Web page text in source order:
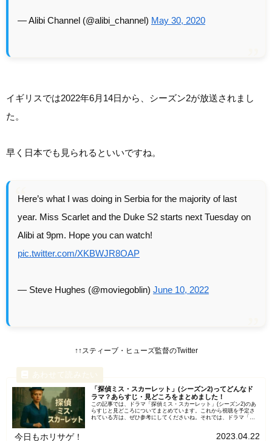
— Alibi Channel (@alibi_channel) May 30, 2020
イギリスでは2022年6月14日から、シーズン2が放送されまし
た。
早く日本でも見られるといいですね。
Here’s what I was doing in Serbia for the majority of last
year. Miss Scarlet and the Duke S2 starts next Tuesday on
Alibi at 9pm. Hope you can watch!
pic.twitter.com/XKBWJR8OAP
— Steve Hughes (@moviegoblin) June 10, 2022
↑↑スティーブ・ヒューズ監督のTwitter
「探偵ミス・スカーレット」(シーズン2)ってどんなド
ラマ？あらすじ・見どころをまとめました！
この記事では、ドラマ「探偵ミス・スカーレット」(シーズン2)のあ
らすじと見どころについてまとめています。これから視聴を予定さ
れている方は、ぜひ参考にしてくださいね。それでは、ドラマ「探
今日もホリサゲ！ 2023.04.22